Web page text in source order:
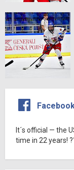
It´s official — the
time in 22 years!